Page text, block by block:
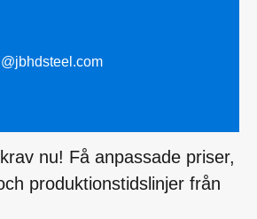
nu! Få anpassade priser,
produktionstidslinjer från